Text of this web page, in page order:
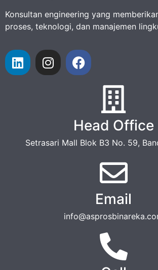
Konsultan engineering yang
proses, teknologi, dan manajemen
Head Office
Setrasari Mall Blok B3 No. 59,
Email